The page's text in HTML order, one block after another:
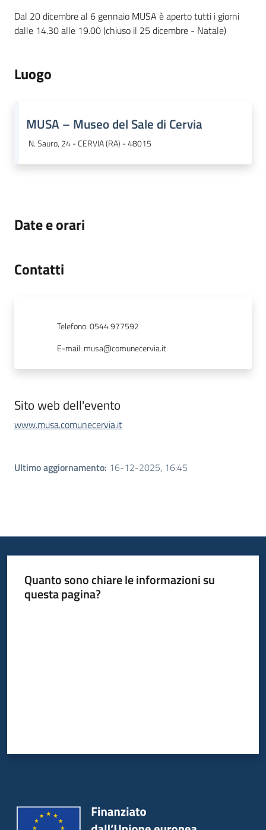
Dal 20 dicembre al 6 gennaio MUSA è aperto tutti i giorni
dalle 14.30 alle 19.00 (chiuso il 25 dicembre - Natale)
Luogo
MUSA – Museo del Sale di Cervia
N. Sauro, 24 - CERVIA (RA) - 48015
Date e orari
Contatti
Telefono:0544 977592
E-mail: musa@comunecervia.it
Sito web dell'evento
www.musa.comunecervia.it
Ultimo aggiornamento: 16-12-2025, 16:45
Quanto sono chiare le informazioni su
questa pagina?